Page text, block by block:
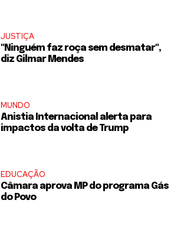
JUSTIÇA
"Ninguém faz roça sem desmatar",
diz Gilmar Mendes
MUNDO
Anistia Internacional alerta para
impactos da volta de Trump
EDUCAÇÃO
Câmara aprova MP do programa Gás
do Povo